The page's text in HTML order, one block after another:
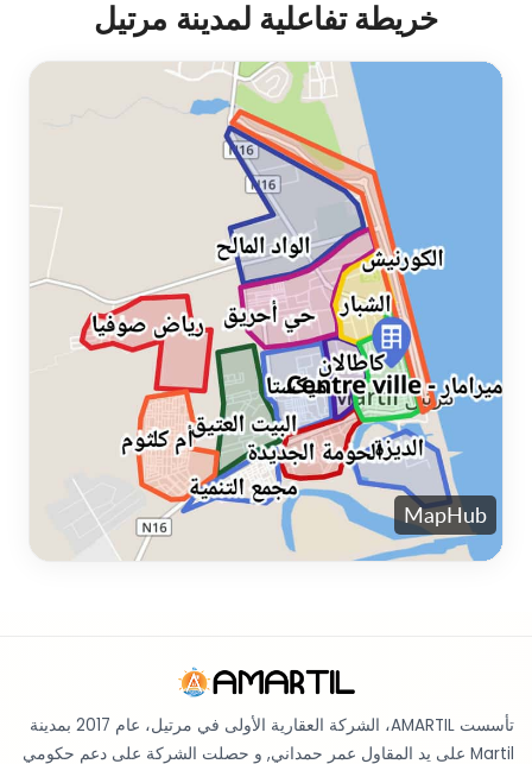
خريطة تفاعلية لمدينة مرتيل
تأسست AMARTIL، الشركة العقارية الأولى في مرتيل، عام 2017 بمدينة
Martil على يد المقاول عمر حمداني, و حصلت الشركة على دعم حكومي